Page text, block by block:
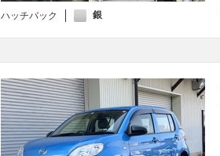
ハッチバック 銀